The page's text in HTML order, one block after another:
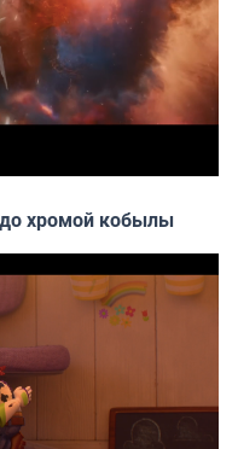
хромой кобылы